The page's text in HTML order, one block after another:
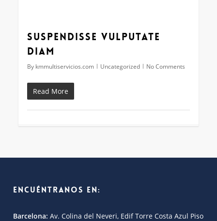
Suspendisse vulputate
diam
By kmmultiservicios.com Uncategorized No Comments
Read More
Encuéntranos en:
Barcelona: Av. Colina del Neveri, Edif Torre Costa Azul Piso